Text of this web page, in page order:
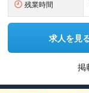
残業時間
求人を見
掲